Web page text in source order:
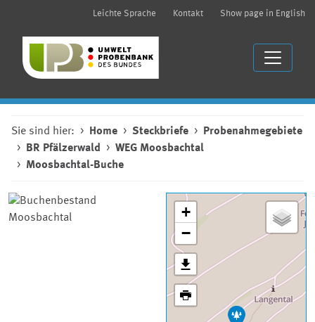
Leichte Sprache Kontakt Show page in English
Sie sind hier: Home Steckbriefe
Probenahmegebiete
BR Pfälzerwald
WEG Moosbachtal
Moosbachtal-Buche
+
−